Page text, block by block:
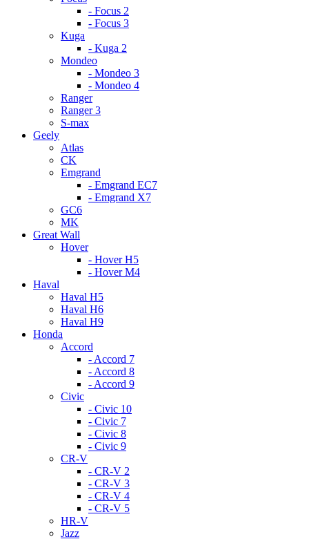
- Focus 2
- Focus 3
Kuga
- Kuga 2
Mondeo
- Mondeo 3
- Mondeo 4
Ranger
Ranger 3
S-max
Geely
Atlas
CK
Emgrand
- Emgrand EC7
- Emgrand X7
GC6
MK
Great Wall
Hover
- Hover H5
- Hover M4
Haval
Haval H5
Haval H6
Haval H9
Honda
Accord
- Accord 7
- Accord 8
- Accord 9
Civic
- Civic 10
- Civic 7
- Civic 8
- Civic 9
CR-V
- CR-V 2
- CR-V 3
- CR-V 4
- CR-V 5
HR-V
Jazz